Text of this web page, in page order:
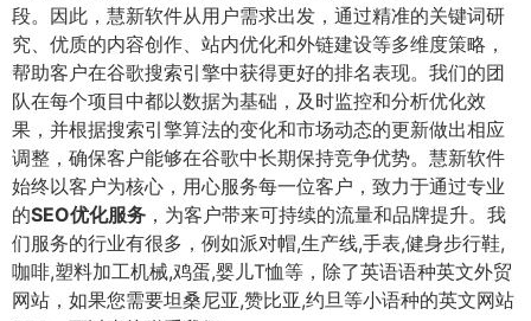
段。因此，慧新软件从用户需求出发，通过精准的关键词研
究、优质的内容创作、站内优化和外链建设等多维度策略，
帮助客户在谷歌搜索引擎中获得更好的排名表现。我们的团
队在每个项目中都以数据为基础，及时监控和分析优化效
果，并根据搜索引擎算法的变化和市场动态的更新做出相应
调整，确保客户能够在谷歌中长期保持竞争优势。慧新软件
始终以客户为核心，用心服务每一位客户，致力于通过专业
的SEO优化服务 ，为客户带来可持续的流量和品牌提升。我
们服务的行业有很多，例如派对帽,生产线,手表,健身步行鞋,
咖啡,塑料加工机械,鸡蛋,婴儿T恤等，除了英语语种英文外贸
网站，如果您需要坦桑尼亚,赞比亚,约旦等小语种的英文网站